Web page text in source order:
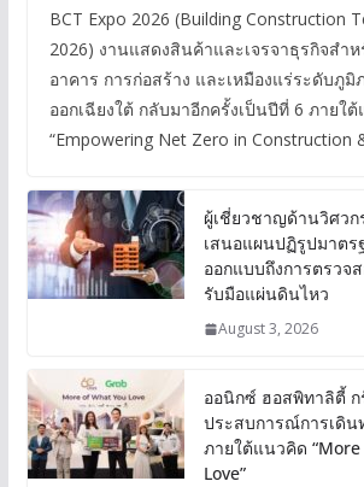
BCT Expo 2026 (Building Construction
2026) งานแสดงสินค้าและเจรจาธุรกิจสำ
อาคาร การก่อสร้าง และเหมืองแร่ระดับภูมิ
ออกเฉียงใต้ กลับมาอีกครั้งเป็นปีที่ 6 ภายใ
“Empowering Net Zero in Construction
ผู้เชี่ยวชาญด้านวิศวก
เสนอแผนปฏิรูปมาตร
ออกแบบถึงการตรวจ
รับมือแผ่นดินไหว
August 3, 2026
ออนิกซ์ ฮอสพิทาลิตี้ ก
ประสบการณ์การเดิน
ภายใต้แนวคิด
Love”